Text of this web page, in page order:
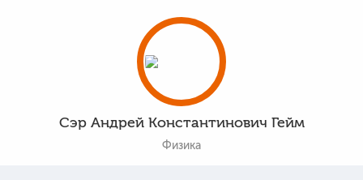
Фото и видеоСэр Андрей Константинович Гейм
Физика